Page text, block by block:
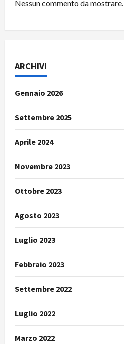
Nessun commento da mostrare.
ARCHIVI
Gennaio 2026
Settembre 2025
Aprile 2024
Novembre 2023
Ottobre 2023
Agosto 2023
Luglio 2023
Febbraio 2023
Settembre 2022
Luglio 2022
Marzo 2022